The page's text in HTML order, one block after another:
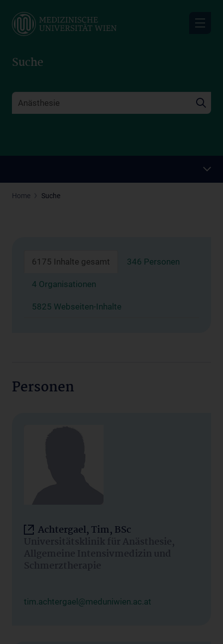
main
Suche
Home Suche
6175 Inhalte gesamt 346 Personen
4 Organisationen
5825 Webseiten-Inhalte
Personen
Achtergael, Tim, BSc
Universitätsklinik für Anästhesie,
Allgemeine Intensivmedizin und
Schmerztherapie
tim.achtergael@meduniwien.ac.at